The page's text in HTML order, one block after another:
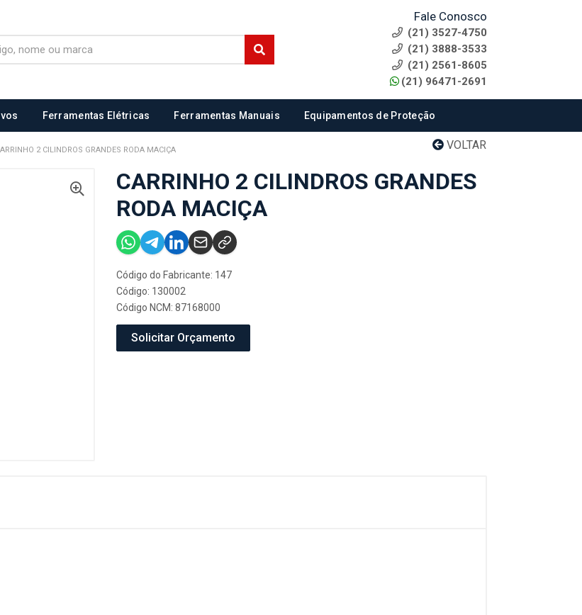
Fale Conosco
(21) 3527-4750
(21) 3888-3533
(21) 2561-8605
(21) 96471-2691
Ferramentas Elétricas Ferramentas Manuais Equipamentos de Proteção
VOLTAR
2 CILINDROS GRANDES RODA MACIÇA
CARRINHO 2 CILINDROS GRANDES
RODA MACIÇA
Código do Fabricante: 147
Código: 130002
Código NCM: 87168000
Solicitar Orçamento